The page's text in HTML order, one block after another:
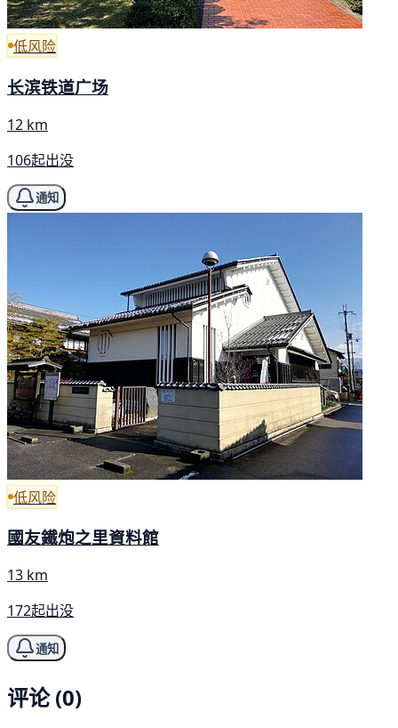
低风险
长滨铁道广场
12 km
106起出没
通知
低风险
國友鐵炮之里資料館
13 km
172起出没
通知
评论 (0)